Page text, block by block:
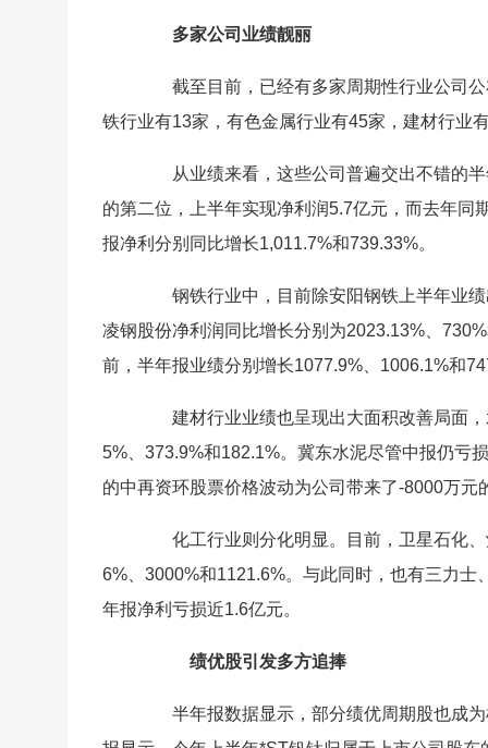
多家公司业绩靓丽
截至目前，已经有多家周期性行业公司公
铁行业有13家，有色金属行业有45家，建材行业
从业绩来看，这些公司普遍交出不错的半
的第二位，上半年实现净利润5.7亿元，而去年同
报净利分别同比增长1,011.7%和739.33%。
钢铁行业中，目前除安阳钢铁上半年业绩
凌钢股份净利润同比增长分别为2023.13%、
前，半年报业绩分别增长1077.9%、1006.1%和
建材行业业绩也呈现出大面积改善局面，
5%、373.9%和182.1%。冀东水泥尽管中报仍亏
的中再资环股票价格波动为公司带来了-8000万
化工行业则分化明显。目前，卫星石化、
6%、3000%和1121.6%。与此同时，也有三力
年报净利亏损近1.6亿元。
绩优股引发多方追捧
半年报数据显示，部分绩优周期股也成为